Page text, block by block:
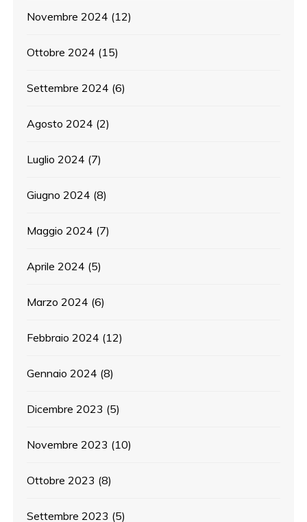
Novembre 2024 (12)
Ottobre 2024 (15)
Settembre 2024 (6)
Agosto 2024 (2)
Luglio 2024 (7)
Giugno 2024 (8)
Maggio 2024 (7)
Aprile 2024 (5)
Marzo 2024 (6)
Febbraio 2024 (12)
Gennaio 2024 (8)
Dicembre 2023 (5)
Novembre 2023 (10)
Ottobre 2023 (8)
Settembre 2023 (5)